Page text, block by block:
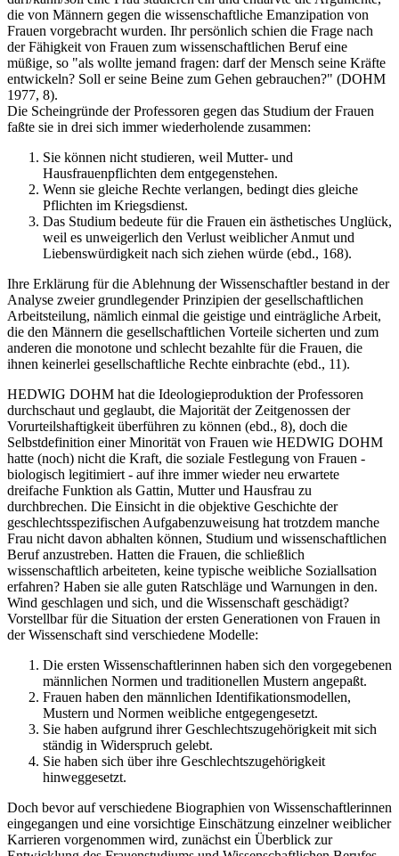
die von Männern gegen die wissenschaftliche Emanzipation von
Frauen vorgebracht wurden. Ihr persönlich schien die Frage nach
der Fähigkeit von Frauen zum wissenschaftlichen Beruf eine
müßige, so "als wollte jemand fragen: darf der Mensch seine Kräfte
entwickeln? Soll er seine Beine zum Gehen gebrauchen?" (DOHM
1977, 8).
Die Scheingründe der Professoren gegen das Studium der Frauen
faßte sie in drei sich immer wiederholende zusammen:
Sie können nicht studieren, weil Mutter- und
Hausfrauenpflichten dem entgegenstehen.
Wenn sie gleiche Rechte verlangen, bedingt dies gleiche
Pflichten im Kriegsdienst.
Das Studium bedeute für die Frauen ein ästhetisches Unglück,
weil es unweigerlich den Verlust weiblicher Anmut und
Liebenswürdigkeit nach sich ziehen würde (ebd., 168).
Ihre Erklärung für die Ablehnung der Wissenschaftler bestand in der
Analyse zweier grundlegender Prinzipien der gesellschaftlichen
Arbeitsteilung, nämlich einmal die geistige und einträgliche Arbeit,
die den Männern die gesellschaftlichen Vorteile sicherten und zum
anderen die monotone und schlecht bezahlte für die Frauen, die
ihnen keinerlei gesellschaftliche Rechte einbrachte (ebd., 11).
HEDWIG DOHM hat die Ideologieproduktion der Professoren
durchschaut und geglaubt, die Majorität der Zeitgenossen der
Vorurteilshaftigkeit überführen zu können (ebd., 8), doch die
Selbstdefinition einer Minorität von Frauen wie HEDWIG DOHM
hatte (noch) nicht die Kraft, die soziale Festlegung von Frauen -
biologisch legitimiert - auf ihre immer wieder neu erwartete
dreifache Funktion als Gattin, Mutter und Hausfrau zu
durchbrechen. Die Einsicht in die objektive Geschichte der
geschlechtsspezifischen Aufgabenzuweisung hat trotzdem manche
Frau nicht davon abhalten können, Studium und wissenschaftlichen
Beruf anzustreben. Hatten die Frauen, die schließlich
wissenschaftlich arbeiteten, keine typische weibliche Soziallsation
erfahren? Haben sie alle guten Ratschläge und Warnungen in den.
Wind geschlagen und sich, und die Wissenschaft geschädigt?
Vorstellbar für die Situation der ersten Generationen von Frauen in
der Wissenschaft sind verschiedene Modelle:
Die ersten Wissenschaftlerinnen haben sich den vorgegebenen
männlichen Normen und traditionellen Mustern angepaßt.
Frauen haben den männlichen Identifikationsmodellen,
Mustern und Normen weibliche entgegengesetzt.
Sie haben aufgrund ihrer Geschlechtszugehörigkeit mit sich
ständig in Widerspruch gelebt.
Sie haben sich über ihre Geschlechtszugehörigkeit
hinweggesetzt.
Doch bevor auf verschiedene Biographien von Wissenschaftlerinnen
eingegangen und eine vorsichtige Einschätzung einzelner weiblicher
Karrieren vorgenommen wird, zunächst ein Überblick zur